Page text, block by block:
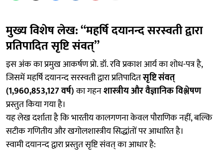
मुख्य विशेष लेख: “महर्षि दयानन्द सरस्वती द्वारा
प्रतिपादित सृष्टि संवत्”
इस अंक का प्रमुख आकर्षण प्रो. डॉ. रवि प्रकाश आर्य का शोध-पत्र है,
जिसमें महर्षि दयानन्द सरस्वती द्वारा प्रतिपादितसृष्टि संवत्
(1,960,853,127 वर्ष)का गहनशास्त्रीय और वैज्ञानिक विश्लेषण
प्रस्तुत किया गया है।
यह लेख दर्शाता है कि भारतीय कालगणना केवल पौराणिक नहीं, बल्कि
सटीक गणितीय और खगोलशास्त्रीय सिद्धांतों पर आधारित है।
स्वामी दयानन्द द्वारा प्रस्तुत सृष्टि संवत् का आधार है: